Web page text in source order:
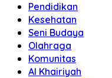
Pendidikan
Kesehatan
Seni Budaya
Olahraga
Komunitas
Al Khairiyah